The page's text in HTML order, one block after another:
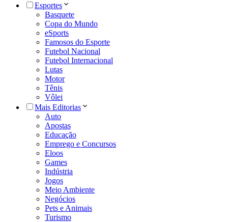
Esportes
Basquete
Copa do Mundo
eSports
Famosos do Esporte
Futebol Nacional
Futebol Internacional
Lutas
Motor
Tênis
Vôlei
Mais Editorias
Auto
Apostas
Educação
Emprego e Concursos
Eloos
Games
Indústria
Jogos
Meio Ambiente
Negócios
Pets e Animais
Turismo